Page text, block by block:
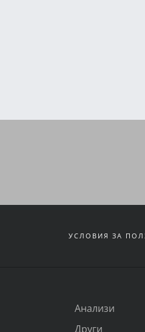
УСЛОВИЯ ЗА
Анализи
Други